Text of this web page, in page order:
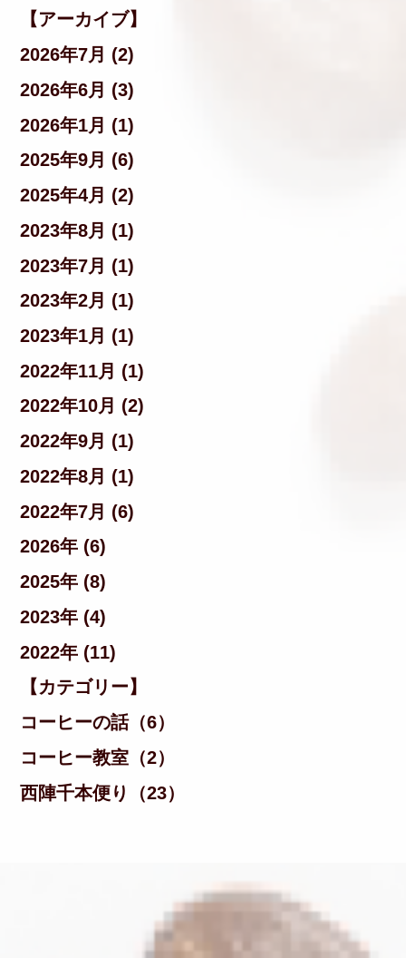
【アーカイブ】
2026年7月 (2)
2026年6月 (3)
2026年1月 (1)
2025年9月 (6)
2025年4月 (2)
2023年8月 (1)
2023年7月 (1)
2023年2月 (1)
2023年1月 (1)
2022年11月 (1)
2022年10月 (2)
2022年9月 (1)
2022年8月 (1)
2022年7月 (6)
2026年 (6)
2025年 (8)
2023年 (4)
2022年 (11)
【カテゴリー】
コーヒーの話（6）
コーヒー教室（2）
西陣千本便り（23）